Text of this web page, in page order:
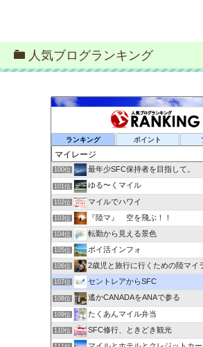
人気ブログランキング
ランキング ポイント
100位 最年少SFC保持者を目指して。
101位 ゆる〜くマイル
102位 マイルでハワイ
103位 『陸マ』 空を飛ぶ！！
104位 転勤から見える景色
105位 ポイ活インフォ
106位 2歳児と旅行に行くための陸マイ
107位 セントレアからSFC
108位 遙かCANADAをANAで参る
109位 たくあんマイル弁当
110位 SFC修行、ときどき観光